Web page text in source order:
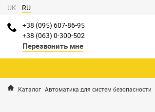
UK
RU
+38 (095) 607-86-95
+38 (063) 0-300-502
Перезвонить мне
Каталог Автоматика для систем безопасности